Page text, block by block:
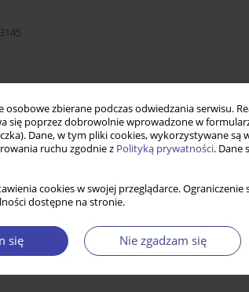
osobowe zbierane podczas odwiedzania serwisu.
się poprzez dobrowolnie wprowadzone w
Dane, w tym pliki cookies, wykorzystywane
ruchu zgodnie z Polityką prywatności. Dane
cookies w swojej przeglądarce.
dostępne na stronie.
się Nie zgadzam się